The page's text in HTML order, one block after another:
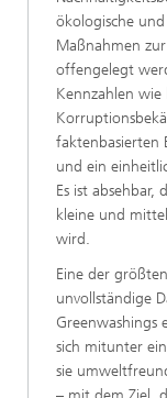
ökologische
Maßnahmen
offengelegt
Kennzahlen wie
faktenbasierten
und ein
Es ist absehbar,
kleine und
wird.
Eine der
unvollständige
Greenwashings
sich mitunter
sie